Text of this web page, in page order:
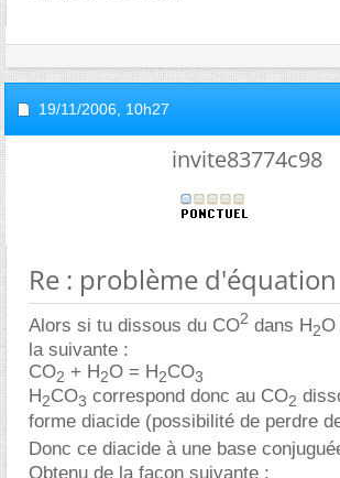
19/11/2006, 10h27
invite83774c98
Re : problème
Alors si tu dissous du CO2 dans H2O
la suivante :
CO2 + H2O = H2CO3
H2CO3 correspond donc au CO2
forme diacide (possibilité de perdre
Donc ce diacide à une base
Obtenu de la façon suivante :